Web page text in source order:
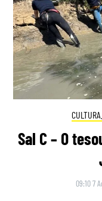
Sal C – O
09:10 7